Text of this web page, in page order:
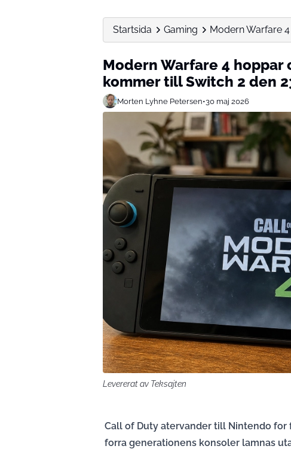
Startsida Gaming Modern Warfare
Modern Warfare 4 hoppar
kommer till Switch 2 den
Morten Lyhne Petersen•30 maj 2026
Levererat av Teksajten
Call of Duty atervander till Nintendo
forra generationens konsoler lamnas